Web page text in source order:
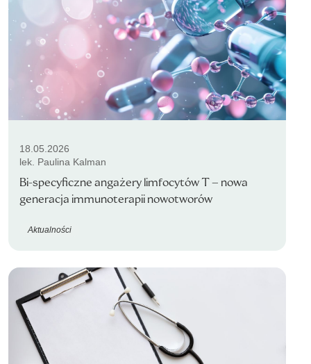
18.05.2026
lek. Paulina Kalman
Bi-specyficzne angażery limfocytów T – nowa
generacja immunoterapii nowotworów
Aktualności